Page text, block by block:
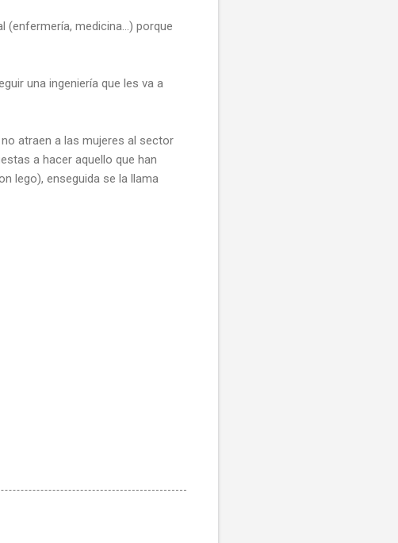
medicina...) porque
una ingeniería que les va a
atraen a las mujeres al sector
a hacer aquello que han
lego), enseguida se la llama